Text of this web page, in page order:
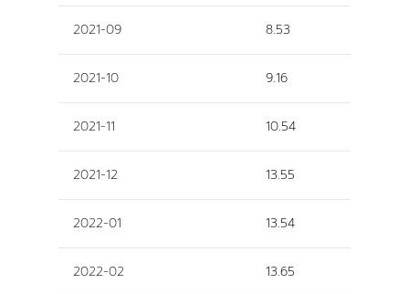
2021-09 8.53
2021-10 9.16
2021-11 10.54
2021-12 13.55
2022-01 13.54
2022-02 13.65